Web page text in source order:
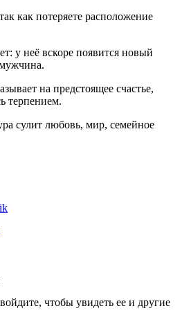
как потеряете расположение
у неё вскоре появится новый
на предстоящее счастье,
терпением.
сулит любовь, мир, семейное
чтобы увидеть ее и другие